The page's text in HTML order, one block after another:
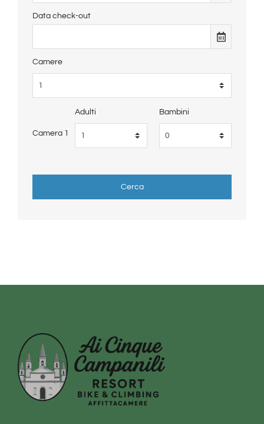
Data check-out
Camere
Camera 1
Adulti Bambini